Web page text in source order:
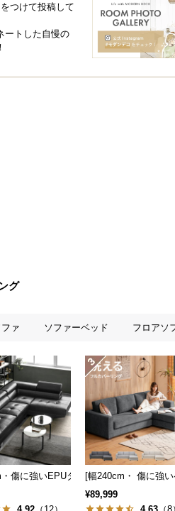
つけて投稿して
ートした自慢の
グ
ァ ソファーベッド フロアソ
生地も] 収納付き3人掛け多機能ソファ
・傷に強いEPUタイプも] 3人掛けレザー
[幅240cm・ 傷に強
¥89,999